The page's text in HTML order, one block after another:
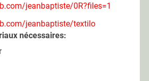
jeanbaptiste/0R?files=1
jeanbaptiste/textilo
nécessaires: